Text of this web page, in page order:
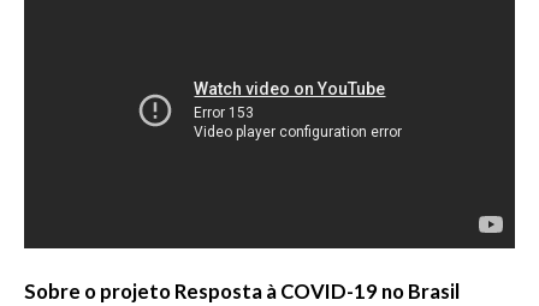
Sobre o projeto Resposta à COVID-19 no Brasil